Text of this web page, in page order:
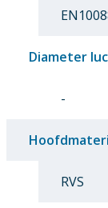
Diameter
-
RVS